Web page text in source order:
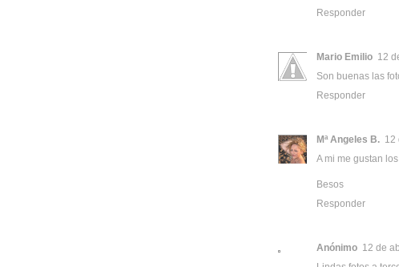
Responder
Mario Emilio 12
Son buenas las
Responder
Mª Angeles B. 12
A mi me gustan
Besos
Responder
Anónimo 12 de